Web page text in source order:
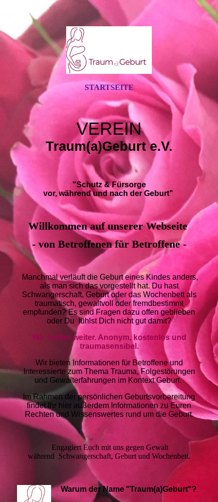
STARTSEITE
VEREIN
Traum(a)Geburt e.V.
"Schutz & Fürsorge
vor, während und nach der Geburt"
Willkommen auf unserer Webseite
- von Betroffenen für Betroffene -
Manchmal verläuft die Geburt eines Kindes anders,
als man sich das vorgestellt hat. Du hast
Schwangerschaft, Geburt oder das Wochenbett als
traumatisch, gewaltvoll oder fremdbestimmt
empfunden? Es sind Fragen dazu offen geblieben
oder Du fühlst Dich nicht gut damit?
Wir helfen weiter. Anonym, kostenlos und
traumasensibel.
Wir bieten Informationen für Betroffene und
Interessierte zum Thema Trauma, Folgestörungen
und Gewalterfahrungen im Kontext Geburt.
Im Rahmen der persönlichen Geburtsvorbereitung
findet Ihr hier außerdem Informationen zu Euren
Rechten und Wissenswertes rund um die Geburt.
Engagiert Euch mit uns gegen Gewalt
während Schwangerschaft, Geburt und Wochenbett.
Warum der Name "Traum(a)Geburt"?